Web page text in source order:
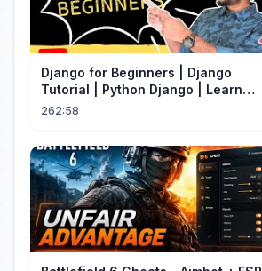
Django for Beginners | Django
Tutorial | Python Django | Learn
Django Framework
262:58